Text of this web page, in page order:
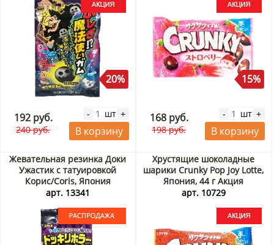
20%
192 руб.
240 руб.
- шт +
В корзину
15%
168 руб.
198 руб.
- шт +
В корзину
Жевательная резинка Доки
Ужастик с татуировкой
Корис/Coris, Япония
Распродажа
арт. 13341
Хрустящие шоколадные
шарики Crunky Pop Joy Lotte,
Япония, 44 г Акция
арт. 10729